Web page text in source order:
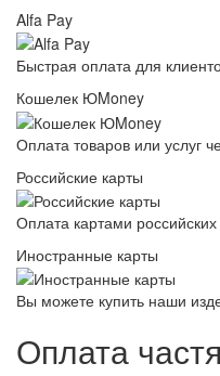
Alfa Pay
Быстрая оплата для
Кошелек ЮMoney
Оплата товаров или услуг
Российские карты
Оплата картами
Иностранные карты
Вы можете купить наши
Оплата